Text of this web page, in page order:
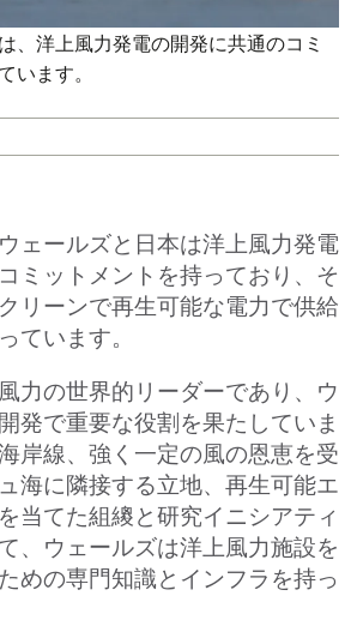
、洋上風力発電の開発に共通のコミ
います。
ェールズと日本は洋上風力発電
ミットメントを持っており、そ
リーンで再生可能な電力で供給
ています。
力の世界的リーダーであり、ウ
発で重要な役割を果たしていま
岸線、強く一定の風の恩恵を受
海に隣接する立地、再生可能エ
当てた組繌と研究イニシアティ
、ウェールズは洋上風力施設を
めの専門知識とインフラを持っ